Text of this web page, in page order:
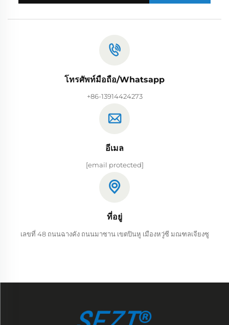
โทรศัพท์มือถือ/Whatsapp
+86-13914424273
อีเมล
[email protected]
ที่อยู่
เลขที่ 48 ถนนฉางคัง ถนนมาซาน เขตปินหู เมืองหวู่ซี มณฑลเจียงซู